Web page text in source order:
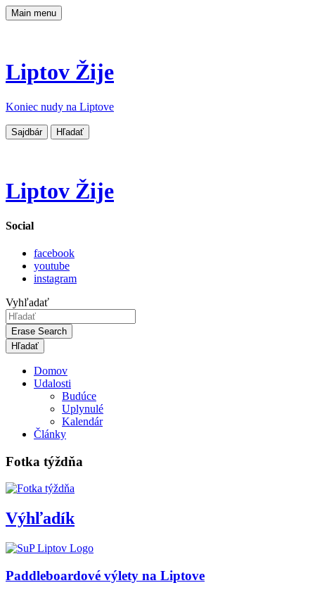
Main menu
Liptov Žije
Koniec nudy na Liptove
Sajdbár Hľadať
Liptov Žije
Social
facebook
youtube
instagram
Vyhľadať
Erase Search
Domov
Udalosti
Budúce
Uplynulé
Kalendár
Články
Fotka týždňa
Výhľadík
Paddleboardové výlety na Liptove